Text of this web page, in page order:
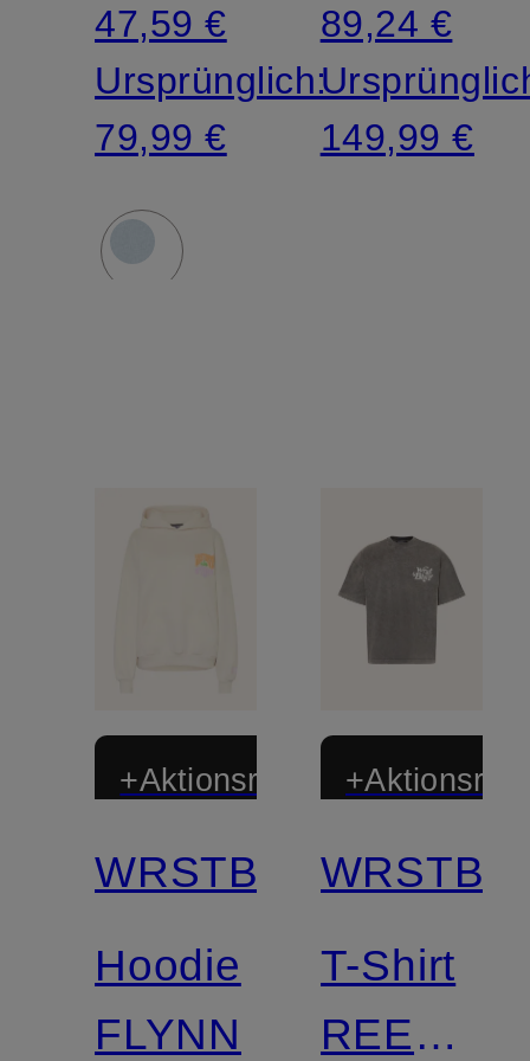
47,59 €
Ursprünglich:
79,99 €
89,24 €
149,99 €
+Aktionsrabatt
WRSTBHVR
Hoodie
FLYNN
T-Shirt
REEN